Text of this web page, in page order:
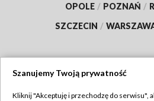
OPOLE / POZNAŃ /
SZCZECIN /
Szanujemy Twoją prywatność
Kliknij "Akceptuję i przechodzę do serwisu",